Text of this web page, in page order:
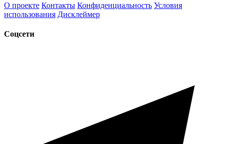
О проекте Контакты Конфиденциальность Условия
использования Дисклеймер
Соцсети